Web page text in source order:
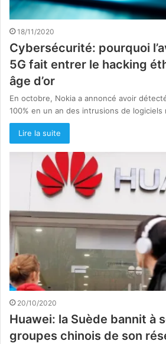
18/11/2020
Cybersécurité: pourquoi
5G fait entrer le hacking
âge d’or
En octobre, Nokia a annoncé avoir
100% en un an des intrusions de logiciels
Lire la suite
20/10/2020
Huawei: la Suède bannit à
groupes chinois de son